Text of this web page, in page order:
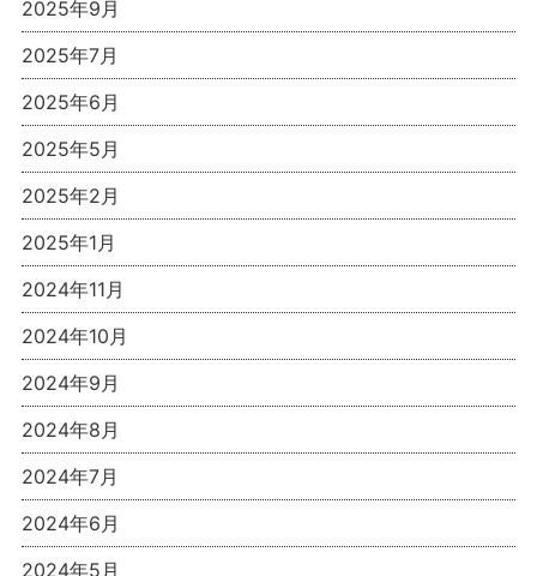
2025年9月
2025年7月
2025年6月
2025年5月
2025年2月
2025年1月
2024年11月
2024年10月
2024年9月
2024年8月
2024年7月
2024年6月
2024年5月